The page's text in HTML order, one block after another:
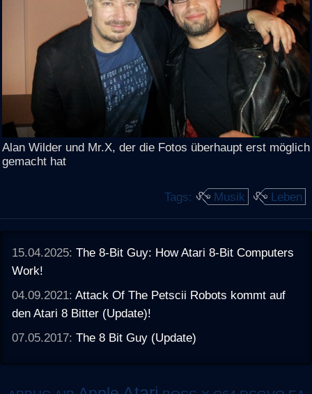
Alan Wilder und Mr.X, der die Fotos überhaupt erst möglich
gemacht hat
Tags: Musik Leben
15.04.2025:The 8-Bit Guy: How Atari 8-Bit Computers
Work!
04.09.2021:Attack Of The Petscii Robots kommt auf
den Atari 8 Bitter (Update)!
07.05.2017:The 8 Bit Guy (Update)